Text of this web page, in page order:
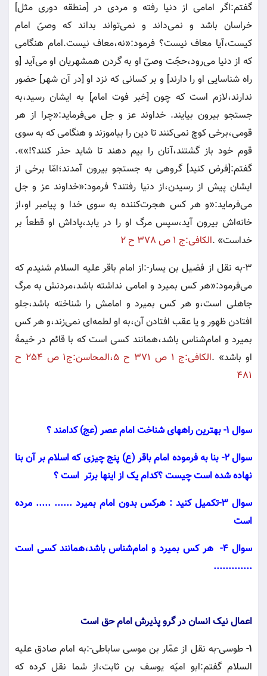
گفتم:اگر امامى از دنيا رفته و مردى در [منطقه دورى مثل]
خراسان باشد و نمى‌داند و نمى‌تواند بداند كه وصىّ‌ امام
كيست،آيا معاف نيست‌؟ فرمود:«نه،معاف نيست.امام هنگامى
كه از دنيا مى‌رود،حجّت وصىّ‌ او به گردن همشهريان او مى‌آيد [و
راه شناسايى او را دارند] و بر كسانى كه نزد او [در آن شهر] حضور
ندارند،لازم است كه چون [خبر فوت امام] به ايشان رسيد،به
جستجو بيرون بيايند. خداوند عز و جل مى‌فرمايد:«چرا از هر
قومى،برخى كوچ نمى‌كنند تا دين را بياموزند و هنگامى كه به سوى
قوم خود باز گشتند،آنان را بيم دهند تا شايد حذر كنند؟!»».
گفتم:[فرض كنيد] گروهى به جستجو بيرون آمدند؛امّا برخى از
ايشان پيش از رسيدن،از دنيا رفتند؟ فرمود:«خداوند عز و جل
مى‌فرمايد:«و هر كس هجرت‌كننده به سوى خدا و پيامبر او،از
خانه‌اش بيرون آيد،سپس مرگ او را در يابد،پاداش او قطعاً بر
خداست» .الكافى:ج 1 ص 378 ح 2
3-به نقل از فضيل بن يسار-:از امام باقر عليه السلام شنيدم كه
مى‌فرمود:«هر كس بميرد و امامى نداشته باشد،مردنش به مرگ
جاهلى است،و هر كس بميرد و امامش را شناخته باشد،جلو
افتادن ظهور و يا عقب افتادن آن،به او لطمه‌اى نمى‌زند،و هر كس
بميرد و امام‌شناس باشد،همانند كسى است كه با قائم در خيمۀ
او باشد» .الكافى:ج ١ ص ٣٧١ ح ٥،المحاسن:ج
١ ص ٢٥٤ ح
٤٨١
سوال 1- بهترین راههای شناخت امام عصر (عج) کدامند ؟
سوال 2- بنا به فرموده امام باقر (ع) پنج چیزی که اسلام بر آن بنا
نهاده شده است چیست ؟کدام یک از اینها برتر است ؟
سوال 3-تکمیل کنید : هرکس بدون امام بمیرد ...... ..... مرده
است
سوال 4-
هر كس بميرد و امام‌شناس باشد،همانند كسى است
.............
اعمال نیک انسان در گرو پذیرش امام حق است
1- طوسى-به نقل از عمّار بن موسى ساباطى-:به امام صادق عليه
السلام گفتم:ابو اميّه يوسف بن ثابت،از شما نقل كرده كه